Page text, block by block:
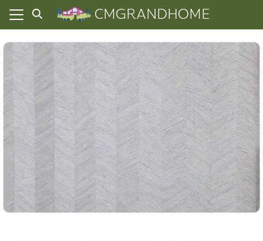
Skip
CMGRANDHOME
ความเป็นส่วนตัว
หมด
ที่ผ่านมา